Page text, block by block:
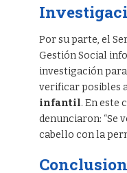
Por su parte, el
Gestión Social
investigación
verificar posibles
infantil. En este
denunciaron: “Se
cabello con la